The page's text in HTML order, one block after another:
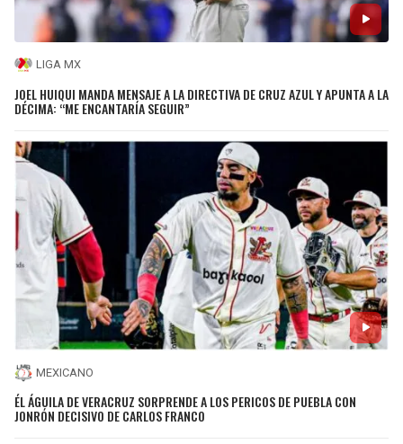
LIGA MX
JOEL HUIQUI MANDA MENSAJE A LA DIRECTIVA DE CRUZ AZUL Y APUNTA A LA
DÉCIMA: “ME ENCANTARÍA SEGUIR”
MEXICANO
ÉL ÁGUILA DE VERACRUZ SORPRENDE A LOS PERICOS DE PUEBLA CON
JONRÓN DECISIVO DE CARLOS FRANCO